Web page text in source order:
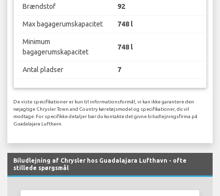
Brændstof 92
Max bagagerumskapacitet 748 l
Minimum
bagagerumskapacitet
748 l
Antal pladser 7
De viste specifikationer er kun til informationsformål, vi kan ikke garantere den
nøjagtige Chrysler Town and Country køretøjsmodel og specifikationer, du vil
modtage. For specifikke detaljer bør du kontakte det givne biludlejningsfirma på
Guadalajara Lufthavn.
Biludlejning af Chrysler hos Guadalajara Lufthavn - ofte
stillede spørgsmål